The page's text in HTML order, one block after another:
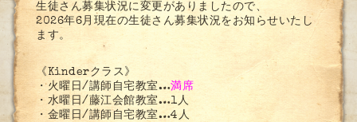
生徒さん募集状況に変更がありましたので、
2026年6月現在の生徒さん募集状況をお知らせいたし
ます。
《Kinderクラス》
・火曜日/講師自宅教室…満席
・水曜日/藤江会館教室…1人
・金曜日/講師自宅教室…4人